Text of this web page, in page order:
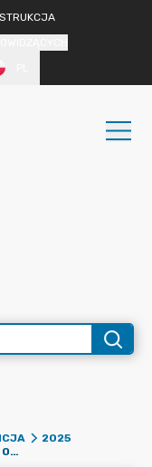
2025
UCHWAŁA NR XXVII/217/25 W SPRAWIE OKREŚLENIA WYSOKOŚCI STAWEK PODATKU OD ŚRODKÓW TRANSPORTOWYCH NA 2026 ROK